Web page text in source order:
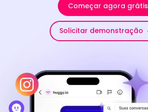
Começar agora grátis
Solicitar demonstração